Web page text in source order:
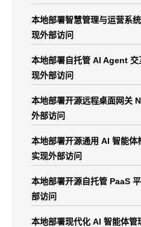
本地部署智慧管理与运营系
现外部访问
本地部署自托管 AI Agent
现外部访问
本地部署开源远程桌面网关
外部访问
本地部署开源通用 AI 智能
实现外部访问
本地部署开源自托管 PaaS
部访问
本地部署现代化 AI 智能体